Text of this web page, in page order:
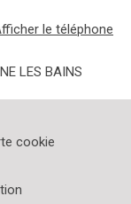
le téléphone
LES BAINS
cookie